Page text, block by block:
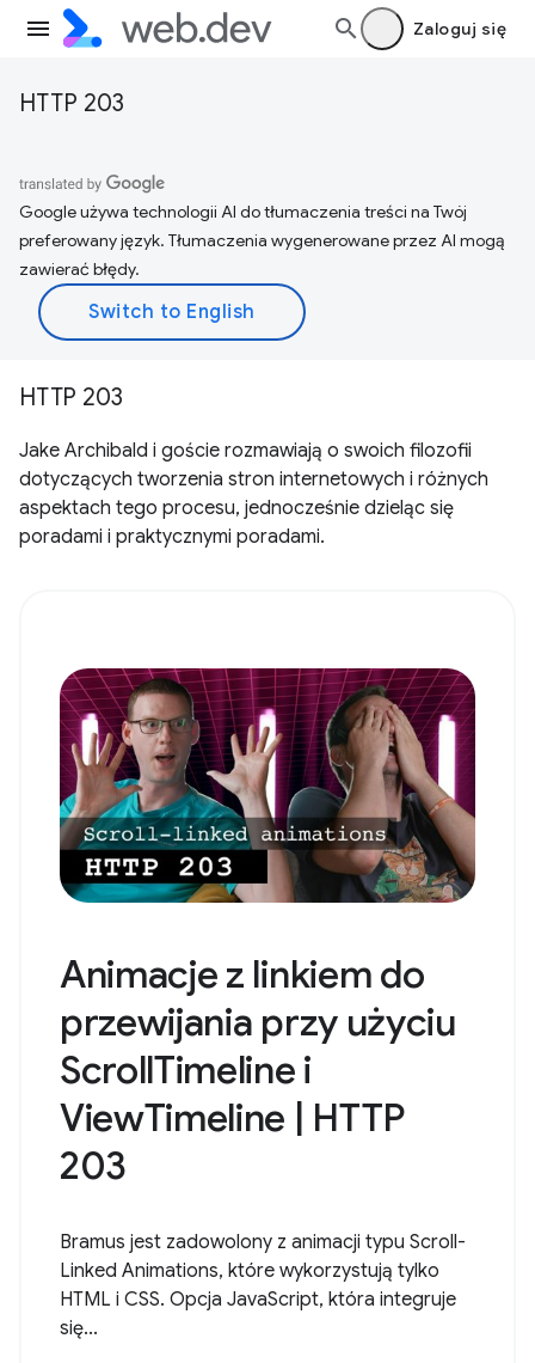
Zaloguj się
HTTP 203
Google używa technologii AI do tłumaczenia treści na Twój
preferowany język. Tłumaczenia wygenerowane przez AI mogą
zawierać błędy.
HTTP 203
Jake Archibald i goście rozmawiają o swoich filozofii
dotyczących tworzenia stron internetowych i różnych
aspektach tego procesu, jednocześnie dzieląc się
poradami i praktycznymi poradami.
Animacje z linkiem do
przewijania przy użyciu
ScrollTimeline i
ViewTimeline | HTTP
203
Bramus jest zadowolony z animacji typu Scroll-
Linked Animations, które wykorzystują tylko
HTML i CSS. Opcja JavaScript, która integruje
się...